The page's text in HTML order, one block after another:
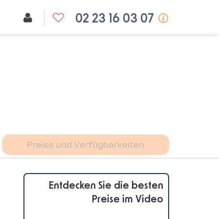
02 23 16 03 07
Preise und Verfügbarkeiten
Entdecken Sie die besten
Preise im Video